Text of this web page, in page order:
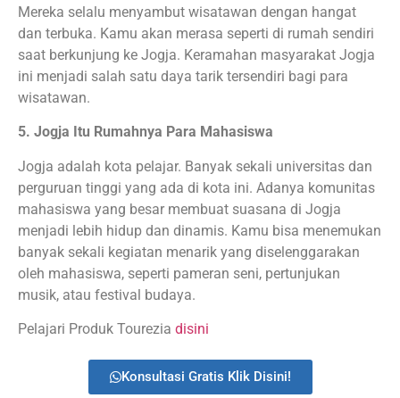
Mereka selalu menyambut wisatawan dengan hangat
dan terbuka. Kamu akan merasa seperti di rumah sendiri
saat berkunjung ke Jogja. Keramahan masyarakat Jogja
ini menjadi salah satu daya tarik tersendiri bagi para
wisatawan.
5. Jogja Itu Rumahnya Para Mahasiswa
Jogja adalah kota pelajar. Banyak sekali universitas dan
perguruan tinggi yang ada di kota ini. Adanya komunitas
mahasiswa yang besar membuat suasana di Jogja
menjadi lebih hidup dan dinamis. Kamu bisa menemukan
banyak sekali kegiatan menarik yang diselenggarakan
oleh mahasiswa, seperti pameran seni, pertunjukan
musik, atau festival budaya.
Pelajari Produk Tourezia disini
Konsultasi Gratis Klik Disini!